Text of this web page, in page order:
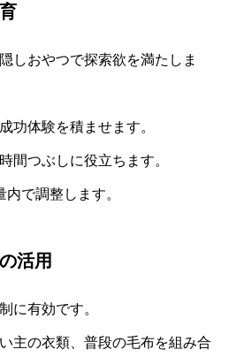
しおやつで探索欲を満たしま
功体験を積ませます。
間つぶしに役立ちます。
で調整します。
活用
に有効です。
主の衣類、普段の毛布を組み合